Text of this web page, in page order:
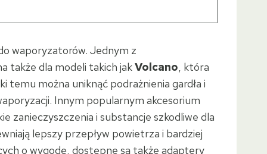
waporyzatorów. Jednym z
także dla modeli takich jakVolcano, która
temu można uniknąć podrażnienia gardła i
Innym popularnym akcesorium
zanieczyszczenia i substancje szkodliwe dla
lepszy przepływ powietrza i bardziej
o wygodę, dostępne są także adaptery